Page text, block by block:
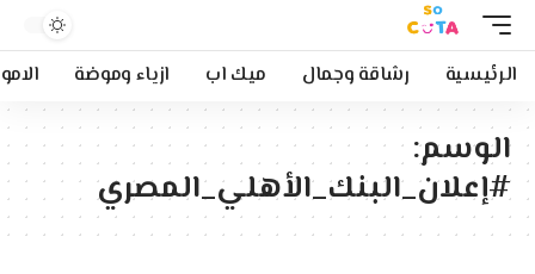
الرئيسية رشاقة وجمال ميك اب ازياء وموضة
الوسم:
#إعلان_البنك_الأهلي_المصري